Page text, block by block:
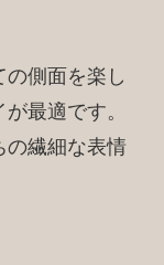
側面を楽し
最適です。
の繊細な表情